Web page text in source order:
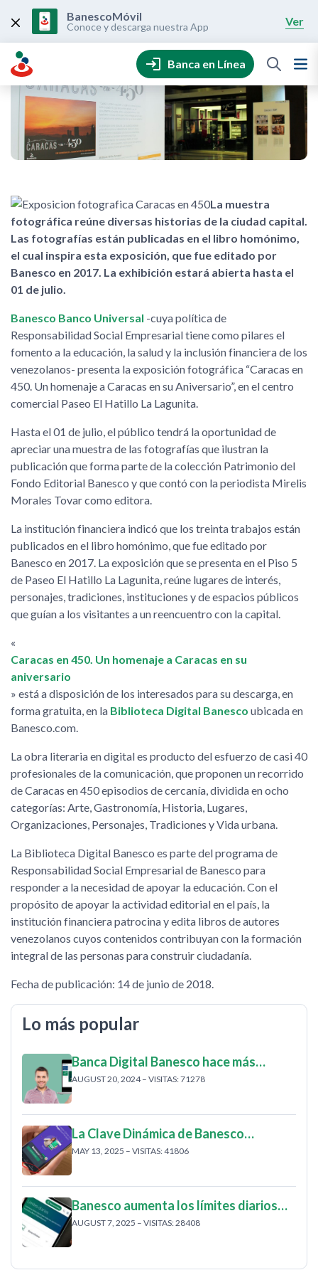
content
BanescoMóvil
Conoce y descarga nuestra App Ver
Banca en Línea
La muestra
fotográfica reúne diversas historias de la ciudad capital.
Las fotografías están publicadas en el libro homónimo,
el cual inspira esta exposición, que fue editado por
Banesco en 2017. La exhibición estará abierta hasta el
01 de julio.
Banesco Banco Universal -cuya política de
Responsabilidad Social Empresarial tiene como pilares el
fomento a la educación, la salud y la inclusión financiera de los
venezolanos- presenta la exposición fotográfica “Caracas en
450. Un homenaje a Caracas en su Aniversario”, en el centro
comercial Paseo El Hatillo La Lagunita.
Hasta el 01 de julio, el público tendrá la oportunidad de
apreciar una muestra de las fotografías que ilustran la
publicación que forma parte de la colección Patrimonio del
Fondo Editorial Banesco y que contó con la periodista Mirelis
Morales Tovar como editora.
La institución financiera indicó que los treinta trabajos están
publicados en el libro homónimo, que fue editado por
Banesco en 2017. La exposición que se presenta en el Piso 5
de Paseo El Hatillo La Lagunita, reúne lugares de interés,
personajes, tradiciones, instituciones y de espacios públicos
que guían a los visitantes a un reencuentro con la capital.
«
Caracas en 450. Un homenaje a Caracas en su
aniversario
» está a disposición de los interesados para su descarga, en
forma gratuita, en la Biblioteca Digital Banesco ubicada en
Banesco.com.
La obra literaria en digital es producto del esfuerzo de casi 40
profesionales de la comunicación, que proponen un recorrido
de Caracas en 450 episodios de cercanía, dividida en ocho
categorías: Arte, Gastronomía, Historia, Lugares,
Organizaciones, Personajes, Tradiciones y Vida urbana.
La Biblioteca Digital Banesco es parte del programa de
Responsabilidad Social Empresarial de Banesco para
responder a la necesidad de apoyar la educación. Con el
propósito de apoyar la actividad editorial en el país, la
institución financiera patrocina y edita libros de autores
venezolanos cuyos contenidos contribuyan con la formación
integral de las personas para construir ciudadanía.
Fecha de publicación: 14 de junio de 2018.
Lo más popular
Banca Digital Banesco hace más…
AUGUST 20, 2024 – VISITAS: 71278
La Clave Dinámica de Banesco…
MAY 13, 2025 – VISITAS: 41806
Banesco aumenta los límites diarios…
AUGUST 7, 2025 – VISITAS: 28408